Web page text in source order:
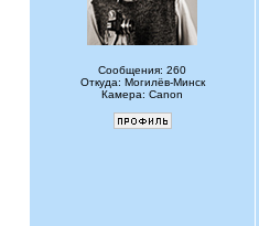
Сообщения: 260
Откуда: Могилёв-Минск
Камера: Canon